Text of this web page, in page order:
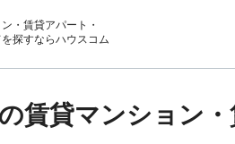
・賃貸アパート・
探すならハウスコム
賃貸マンション